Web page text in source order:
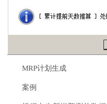
MRP计划生成
案例